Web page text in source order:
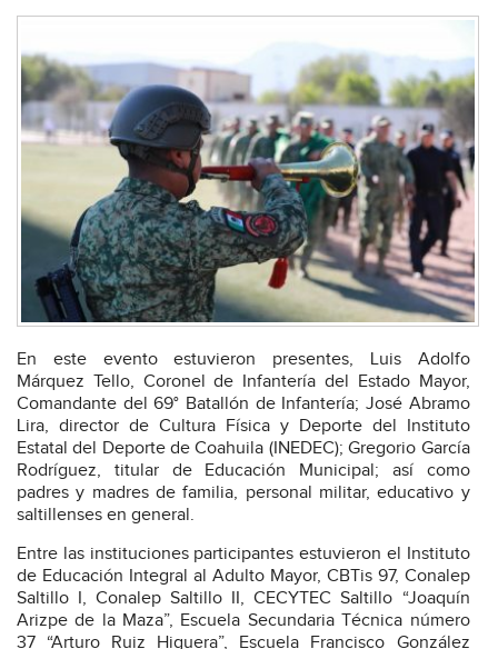
En este evento estuvieron presentes, Luis Adolfo
Márquez Tello, Coronel de Infantería del Estado Mayor,
Comandante del 69° Batallón de Infantería; José Abramo
Lira, director de Cultura Física y Deporte del Instituto
Estatal del Deporte de Coahuila (INEDEC); Gregorio García
Rodríguez, titular de Educación Municipal; así como
padres y madres de familia, personal militar, educativo y
saltillenses en general.
Entre las instituciones participantes estuvieron el Instituto
de Educación Integral al Adulto Mayor, CBTis 97, Conalep
Saltillo I, Conalep Saltillo II, CECYTEC Saltillo “Joaquín
Arizpe de la Maza”, Escuela Secundaria Técnica número
37 “Arturo Ruiz Higuera”, Escuela Francisco González